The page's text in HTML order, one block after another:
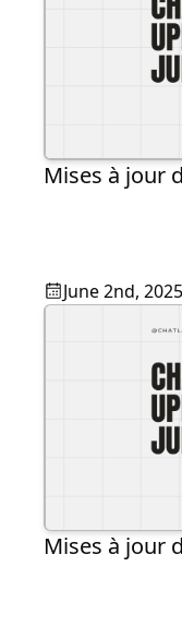
Mises à jour
June 2nd, 2025
Mises à jour